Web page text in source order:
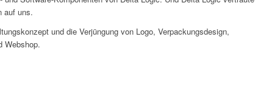
auf uns.
und die Verjüngung von Logo, Verpackungsdesign,
Webshop.